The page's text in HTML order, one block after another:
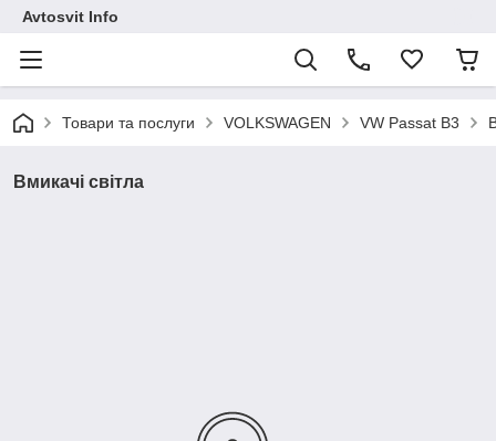
Avtosvit Info
Товари та послуги VOLKSWAGEN VW Passat B3
Вмикачі світла